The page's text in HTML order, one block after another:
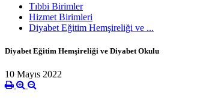
Tıbbi Birimler
Hizmet Birimleri
Diyabet Eğitim Hemşireliği ve ...
Diyabet Eğitim Hemşireliği ve Diyabet Okulu
10 Mayıs 2022